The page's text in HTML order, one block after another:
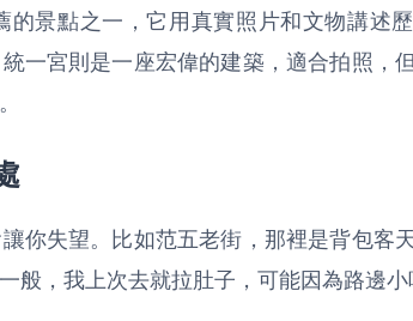
景點之一，它用真實照片和文物講述
一宮則是一座宏偉的建築，適合拍照，
你失望。比如范五老街，那裡是背包客
般，我上次去就拉肚子，可能因為路邊小